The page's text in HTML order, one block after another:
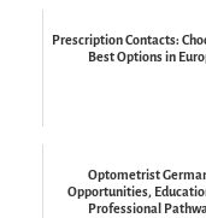
Prescription Contacts:
Best Options in
Optometrist
Opportunities,
Professional